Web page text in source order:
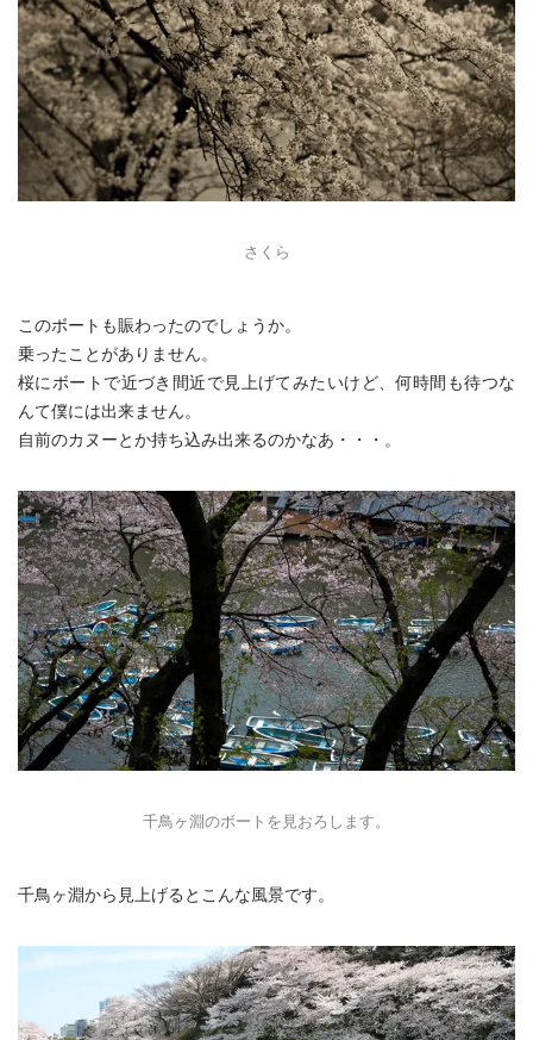
さくら
このボートも賑わったのでしょうか。
乗ったことがありません。
桜にボートで近づき間近で見上げてみたいけど、何時間も待つな
んて僕には出来ません。
自前のカヌーとか持ち込み出来るのかなあ・・・。
千鳥ヶ淵のボートを見おろします。
千鳥ヶ淵から見上げるとこんな風景です。